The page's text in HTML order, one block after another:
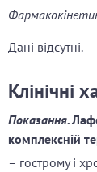
Дані відсутні.
Клінічні
Показання.
комплексній
– гострому і